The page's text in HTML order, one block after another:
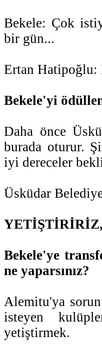
Bekele: Çok
bir gün...
Ertan Hatipoğlu:
Bekele'yi
Daha önce
burada oturur.
iyi dereceler
Üsküdar
Bekele'ye
ne yaparsınız?
Alemitu'ya
isteyen
yetiştirmek.